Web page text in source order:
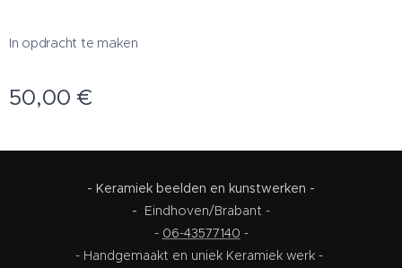
In opdracht te maken
50,00 €
- Keramiek beelden en kunstwerken -
- Eindhoven/Brabant -
- 06-43577140 -
- Handgemaakt en uniek Keramiek werk -